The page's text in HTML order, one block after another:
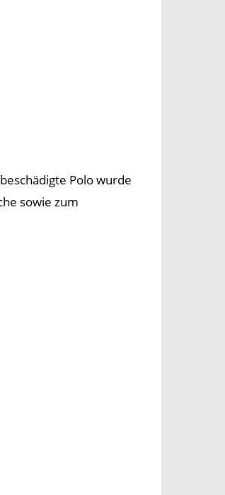
Polo wurde
sowie zum